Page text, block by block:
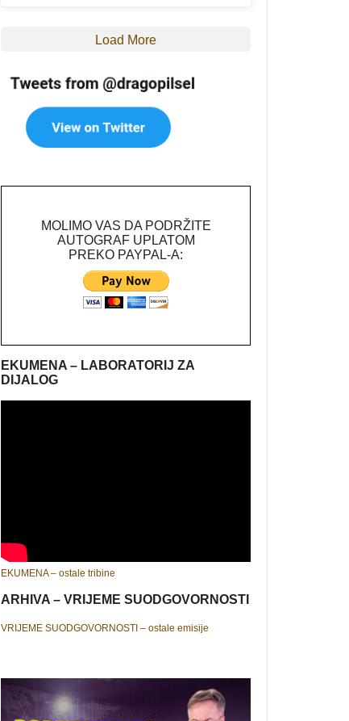
Load More
MOLIMO VAS DA PODRŽITE
AUTOGRAF UPLATOM
PREKO PAYPAL-A:
EKUMENA – LABORATORIJ ZA
DIJALOG
EKUMENA – ostale tribine
ARHIVA – VRIJEME SUODGOVORNOSTI
VRIJEME SUODGOVORNOSTI – ostale emisije